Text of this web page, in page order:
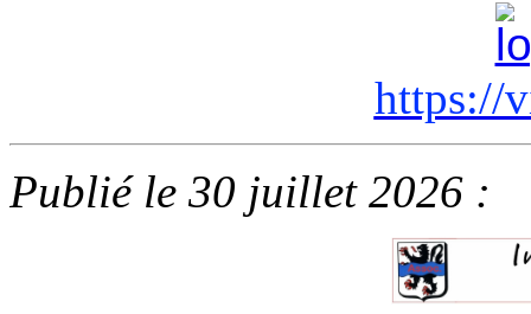
https://
Publié le 30 juillet 2026 :